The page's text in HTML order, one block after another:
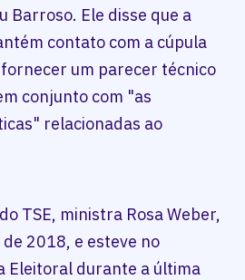
Barroso. Ele disse que a
contato com a cúpula
um parecer técnico
conjunto com "as
relacionadas ao
TSE, ministra Rosa Weber,
2018, e esteve no
Eleitoral durante a última